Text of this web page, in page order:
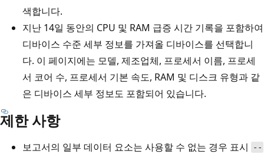
색합니다.
지난 14일 동안의 CPU 및 RAM 급증 시간 기록을 포함하여
디바이스 수준 세부 정보를 가져올 디바이스를 선택합니
다. 이 페이지에는 모델, 제조업체, 프로세서 이름, 프로세
서 코어 수, 프로세서 기본 속도, RAM 및 디스크 유형과 같
은 디바이스 세부 정보도 포함되어 있습니다.
제한 사항
보고서의 일부 데이터 요소는 사용할 수 없는 경우 표시 --